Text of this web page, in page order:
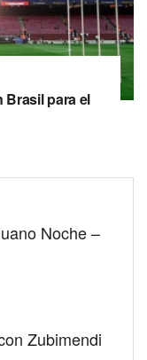
Brasil para el
Noche –
Zubimendi